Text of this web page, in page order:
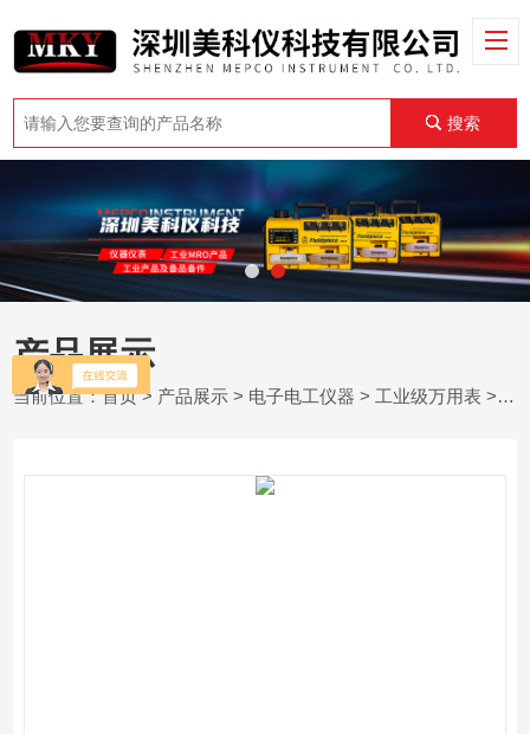
搜索
产品展示
当前位置：首页> 产品展示 > 电子电工仪器 > 工业级万用表 > AEMC 5212 - 数字万用表